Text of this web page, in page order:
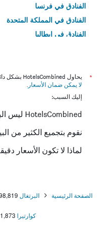
الفنادق في فرنسا
الفنادق في المملكة المتحدة
الفنادق في إيطاليا
*
يحاول HotelsCombined بشكل دائم الحصول على الأسعار الدقيقة، ولكن
لا يمكن ضمان الأسعار .
إليك السبب:
HotelsCombined ليس البائع
نقوم بتجميع الكثير من
لماذا لا تكون الأسعار دقيقة
الصفحة الرئيسية البرتغال
كوارتيرا 1,873